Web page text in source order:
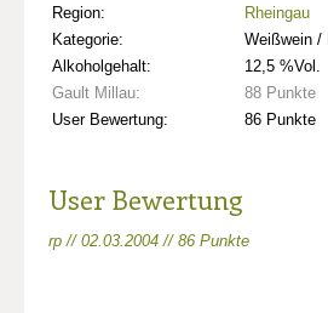
Region:
Rheingau
Kategorie:
Weißwein /
Alkoholgehalt:
12,5 %Vol.
Gault Millau:
88 Punkte
User Bewertung:
86 Punkte
User Bewertung
rp // 02.03.2004 // 86 Punkte